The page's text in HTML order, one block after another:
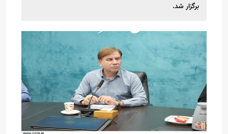
برگزار شد.